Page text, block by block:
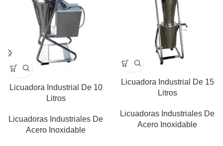
Licuadora Industrial De 10
Litros
Licuadoras Industriales De
Acero Inoxidable
Licuadora Industrial De 15
Litros
Licuadoras Industriales De
Acero Inoxidable